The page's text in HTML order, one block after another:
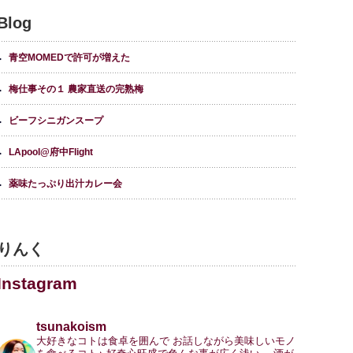
青空MOMEDで許可が増えた
梅仕事その１ 農家直送の完熟梅
ビーフシニガンスープ
LApool@府中Flight
薬味たっぷり出汁カレー会
んく
tsunakoism
大好きなコトは食卓を囲んで お話しながら美味しいモノ